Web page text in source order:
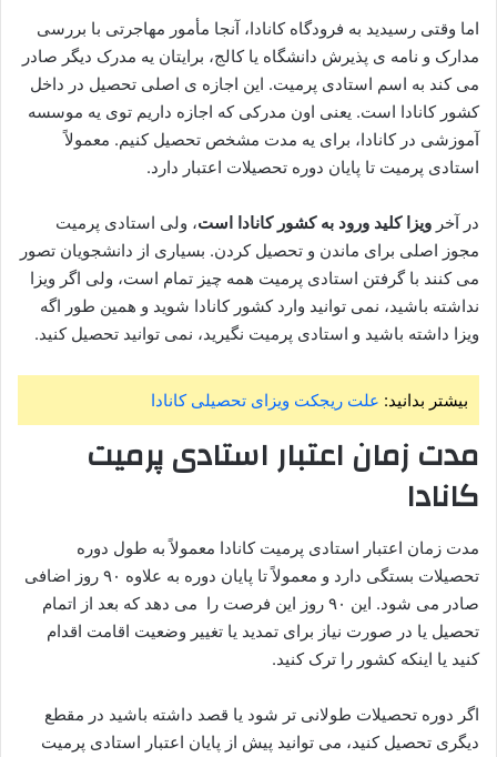
اما وقتی رسیدید به فرودگاه کانادا، آنجا مأمور مهاجرتی با بررسی
مدارک و نامه‌ ی پذیرش دانشگاه یا کالج، برایتان یه مدرک دیگر صادر
می‌ کند به اسم استادی پرمیت. این اجازه‌ ی اصلی تحصیل در داخل
کشور کانادا است. یعنی اون مدرکی که اجازه داریم توی یه موسسه
آموزشی در کانادا، برای یه مدت مشخص تحصیل کنیم. معمولاً
استادی پرمیت تا پایان دوره تحصیلات اعتبار دارد.
در آخر ویزا کلید ورود به کشور کانادا است، ولی استادی پرمیت
مجوز اصلی برای ماندن و تحصیل کردن. بسیاری از دانشجویان تصور
می‌ کنند با گرفتن استادی پرمیت همه‌ چیز تمام است، ولی اگر ویزا
نداشته باشید، نمی‌ توانید وارد کشور کانادا شوید و همین طور اگه
ویزا داشته باشید و استادی پرمیت نگیرید، نمی‌ توانید تحصیل کنید.
بیشتر بدانید: علت ریجکت ویزای تحصیلی کانادا
مدت زمان اعتبار استادی پرمیت
کانادا
مدت زمان اعتبار استادی پرمیت کانادا معمولاً به طول دوره
تحصیلات بستگی دارد و معمولاً تا پایان دوره به علاوه ۹۰ روز اضافی
صادر می‌ شود. این ۹۰ روز این فرصت را می‌ دهد که بعد از اتمام
تحصیل یا در صورت نیاز برای تمدید یا تغییر وضعیت اقامت اقدام
کنید یا اینکه کشور را ترک کنید.
اگر دوره تحصیلات طولانی‌ تر شود یا قصد داشته باشید در مقطع
دیگری تحصیل کنید، می‌ توانید پیش از پایان اعتبار استادی پرمیت